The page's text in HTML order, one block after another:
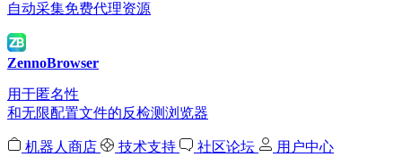
自动采集免费代理资源
ZennoBrowser
用于匿名性
和无限配置文件的反检测浏览器
机器人商店 技术支持 社区论坛 用户中心